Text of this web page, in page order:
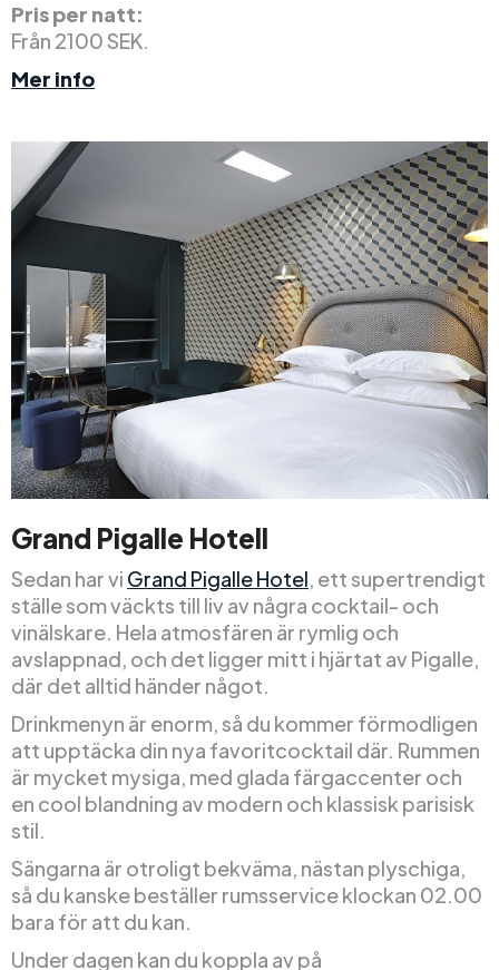
Pris per natt:
Från 2100 SEK.
Mer info
Grand Pigalle Hotell
Sedan har vi Grand Pigalle Hotel, ett supertrendigt
ställe som väckts till liv av några cocktail- och
vinälskare. Hela atmosfären är rymlig och
avslappnad, och det ligger mitt i hjärtat av Pigalle,
där det alltid händer något.
Drinkmenyn är enorm, så du kommer förmodligen
att upptäcka din nya favoritcocktail där. Rummen
är mycket mysiga, med glada färgaccenter och
en cool blandning av modern och klassisk parisisk
stil.
Sängarna är otroligt bekväma, nästan plyschiga,
så du kanske beställer rumsservice klockan 02.00
bara för att du kan.
Under dagen kan du koppla av på